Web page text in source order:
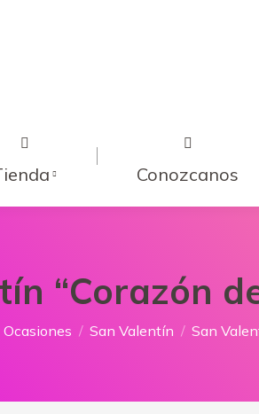
Conozcanos
“Corazón
Ocasiones San Valentín San